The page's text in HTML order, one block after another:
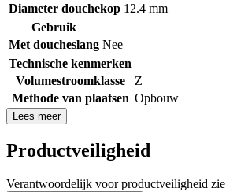
Diameter douchekop 12.4 mm
Gebruik
Met doucheslang Nee
Technische kenmerken
Volumestroomklasse
Z
Methode van plaatsen Opbouw
Lees meer
Productveiligheid
Verantwoordelijk voor productveiligheid zie